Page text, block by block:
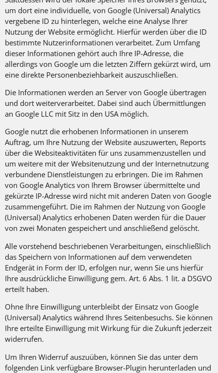
um dort eine individuelle, von Google (Universal) Analytics
vergebene ID zu hinterlegen, welche eine Analyse Ihrer
Nutzung der Website ermöglicht. Hierfür werden über die ID
bestimmte Nutzerinformationen verarbeitet. Zum Umfang
dieser Informationen gehört auch Ihre IP-Adresse, die
allerdings von Google um die letzten Ziffern gekürzt wird, um
eine direkte Personenbeziehbarkeit auszuschließen.
Die Informationen werden an Server von Google übertragen
und dort weiterverarbeitet. Dabei sind auch Übermittlungen
an Google LLC mit Sitz in den USA möglich.
Google nutzt die erhobenen Informationen in unserem
Auftrag, um Ihre Nutzung der Website auszuwerten, Reports
über die Websiteaktivitäten für uns zusammenzustellen und
um weitere mit der Websitenutzung und der Internetnutzung
verbundene Dienstleistungen zu erbringen. Die im Rahmen
von Google Analytics von Ihrem Browser übermittelte und
gekürzte IP-Adresse wird nicht mit anderen Daten von Google
zusammengeführt. Die im Rahmen der Nutzung von Google
(Universal) Analytics erhobenen Daten werden für die Dauer
von zwei Monaten gespeichert und anschließend gelöscht.
Alle vorstehend beschriebenen Verarbeitungen, einschließlich
das Speichern von Informationen auf dem verwendeten
Endgerät in Form der ID, erfolgen nur, wenn Sie uns hierfür
Ihre ausdrückliche Einwilligung gem. Art. 6 Abs. 1 lit. a DSGVO
erteilt haben.
Ohne Ihre Einwilligung unterbleibt der Einsatz von Google
(Universal) Analytics während Ihres Seitenbesuchs. Sie können
Ihre erteilte Einwilligung mit Wirkung für die Zukunft jederzeit
widerrufen.
Um Ihren Widerruf auszuüben, können Sie das unter dem
folgenden Link verfügbare Browser-Plugin herunterladen und